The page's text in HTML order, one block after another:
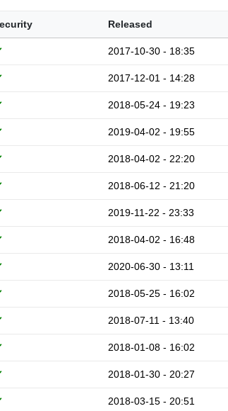
Released
2017-10-30 - 18:35
2017-12-01 - 14:28
2018-05-24 - 19:23
2019-04-02 - 19:55
2018-04-02 - 22:20
2018-06-12 - 21:20
2019-11-22 - 23:33
2018-04-02 - 16:48
2020-06-30 - 13:11
2018-05-25 - 16:02
2018-07-11 - 13:40
2018-01-08 - 16:02
2018-01-30 - 20:27
2018-03-15 - 20:51